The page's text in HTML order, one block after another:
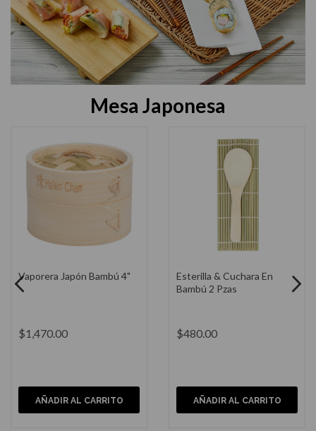
Mesa Japonesa
Tabla de Servir Sushi
Bambú 9x6"
$1,525.00
AÑADIR AL CARRITO
Fuente de Servir Apilico
Blanca 14"
$650.00
AÑADIR AL CARRITO